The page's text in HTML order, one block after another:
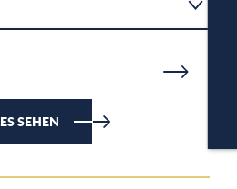
SEHEN